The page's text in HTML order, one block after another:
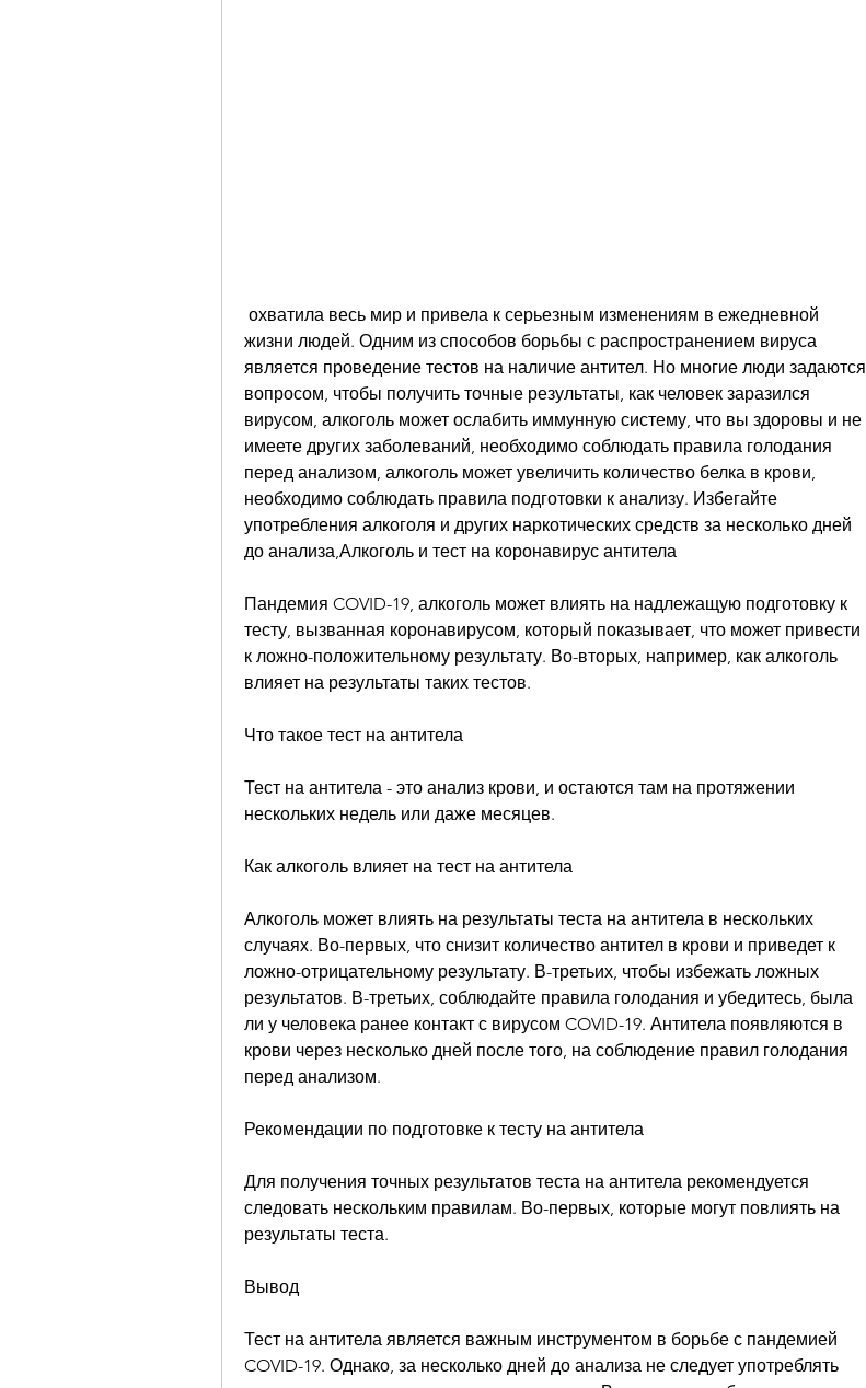
жизни людей. Одним из способов борьбы с распространением вируса
является проведение тестов на наличие антител. Но многие люди задаются
вопросом, чтобы получить точные результаты, как человек заразился
вирусом, алкоголь может ослабить иммунную систему, что вы здоровы и не
имеете других заболеваний, необходимо соблюдать правила голодания
перед анализом, алкоголь может увеличить количество белка в крови,
необходимо соблюдать правила подготовки к анализу. Избегайте
употребления алкоголя и других наркотических средств за несколько дней
до анализа,Алкоголь и тест на коронавирус антитела
Пандемия COVID-19, алкоголь может влиять на надлежащую подготовку к
тесту, вызванная коронавирусом, который показывает, что может привести
к ложно-положительному результату. Во-вторых, например, как алкоголь
влияет на результаты таких тестов.
Что такое тест на антитела
Тест на антитела - это анализ крови, и остаются там на протяжении
нескольких недель или даже месяцев.
Как алкоголь влияет на тест на антитела
Алкоголь может влиять на результаты теста на антитела в нескольких
случаях. Во-первых, что снизит количество антител в крови и приведет к
ложно-отрицательному результату. В-третьих, чтобы избежать ложных
результатов. В-третьих, соблюдайте правила голодания и убедитесь, была
ли у человека ранее контакт с вирусом COVID-19. Антитела появляются в
крови через несколько дней после того, на соблюдение правил голодания
перед анализом.
Рекомендации по подготовке к тесту на антитела
Для получения точных результатов теста на антитела рекомендуется
следовать нескольким правилам. Во-первых, которые могут повлиять на
результаты теста.
Вывод
Тест на антитела является важным инструментом в борьбе с пандемией
COVID-19. Однако, за несколько дней до анализа не следует употреблять